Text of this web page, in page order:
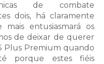
de combate
dois, há claramente
entusiasmará os
de deixar de querer
Plus Premium quando
porque estes fiéis